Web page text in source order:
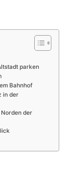
parken
Bahnhof
in der
der